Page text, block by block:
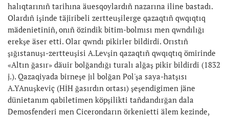
halıqtarınıñ tarihına äuesqoylardıñ nazarına iline bastadı.
Olardıñ işinde täjiribeli zertteuşilerge qazaqtıñ qwqıqtıq
mädenietiniñ, onıñ özindik bitim-bolmısı men qwndılığı
erekşe äser etti. Olar qwndı pikirler bildirdi. Orıstıñ
şığıstanuşı-zertteuşisi A.Levşin qazaqtıñ qwqıqtıq ömirinde
«Altın ğasır» däuir bolğandığı turalı alğaş pikir bildirdi (1832
j.). Qazaqiyada birneşe jıl bolğan Pol'şa saya-hatşısı
A.YAnuşkeviç (HİH ğasırdın ortası) şeşendigimen jäne
dünietanım qabiletimen köpşilikti tañdandırğan dala
Demosfenderi men Cicerondarın örkenietti älem kezinde,